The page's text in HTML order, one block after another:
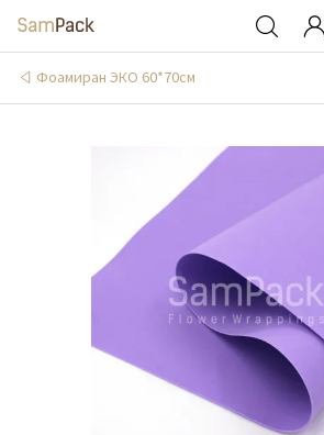
Фоамиран ЭКО 60*70см